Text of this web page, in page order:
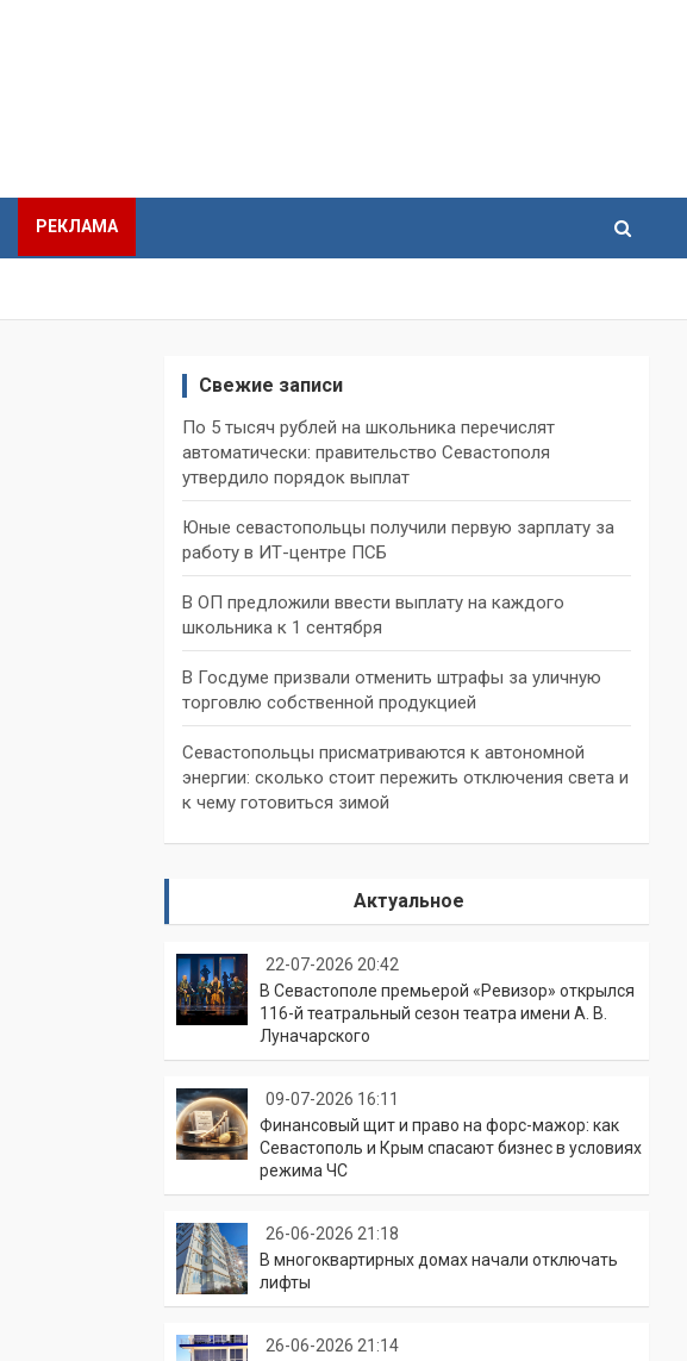
РЕКЛАМА
Свежие записи
По 5 тысяч рублей на школьника перечислят
автоматически: правительство Севастополя
утвердило порядок выплат
Юные севастопольцы получили первую зарплату за
работу в ИТ-центре ПСБ
В ОП предложили ввести выплату на каждого
школьника к 1 сентября
В Госдуме призвали отменить штрафы за уличную
торговлю собственной продукцией
Севастопольцы присматриваются к автономной
энергии: сколько стоит пережить отключения света и
к чему готовиться зимой
Актуальное
22-07-2026 20:42
В Севастополе премьерой «Ревизор» открылся
116-й театральный сезон театра имени А. В.
Луначарского
09-07-2026 16:11
Финансовый щит и право на форс-мажор: как
Севастополь и Крым спасают бизнес в условиях
режима ЧС
26-06-2026 21:18
В многоквартирных домах начали отключать
лифты
26-06-2026 21:14